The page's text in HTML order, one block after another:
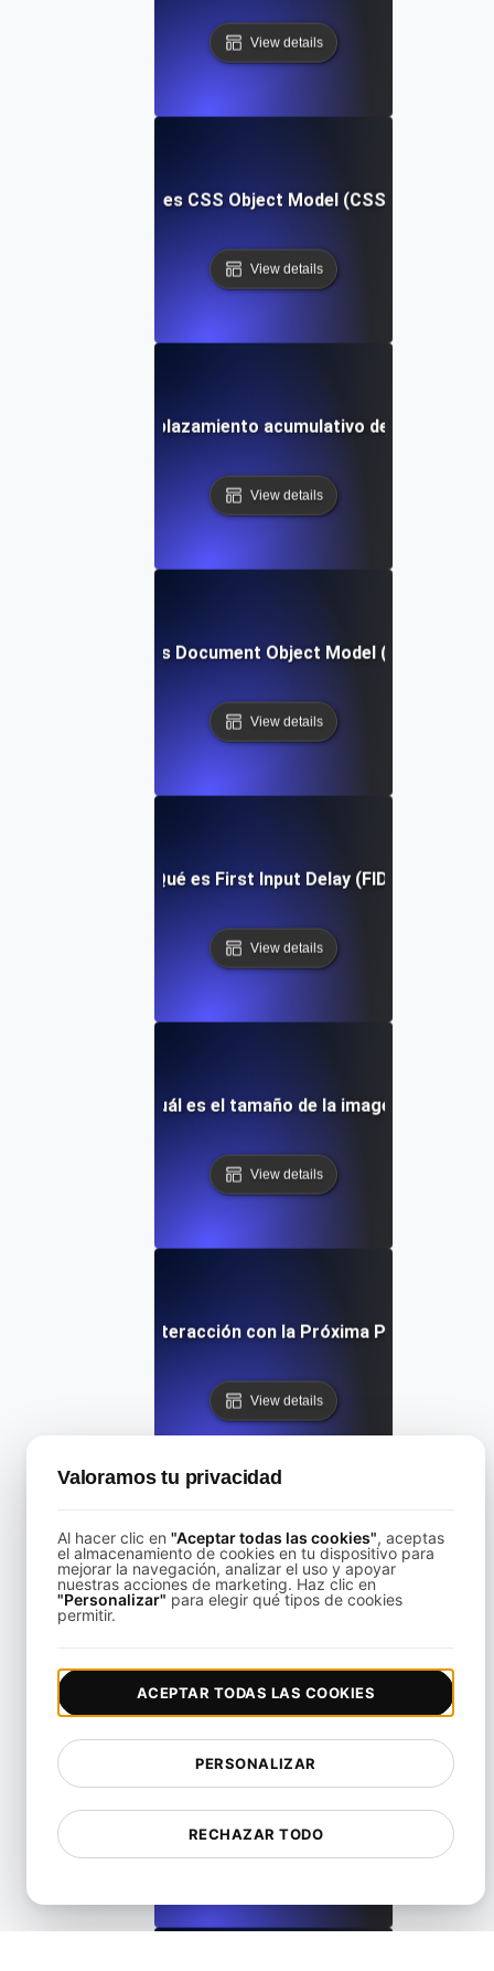
View details
¿Qué es CSS Object Model (CSSOM)?
View details
¿Qué es el desplazamiento acumulativo de diseño
View details
¿Qué es Document Object Model (DOM)?
View details
¿Qué es First Input Delay (FID)?
View details
¿Cuál es el tamaño de la imagen?
View details
¿Qué es la Interacción con la Próxima Pintura (INP)?
View details
¿Qué es Largest Contentful Paint (LCP)?
¿Qué es la carga diferida?
Valoramos tu privacidad
Al hacer clic en "Aceptar todas las cookies", aceptas
el almacenamiento de cookies en tu dispositivo para
mejorar la navegación, analizar el uso y apoyar
nuestras acciones de marketing. Haz clic en
"Personalizar" para elegir qué tipos de cookies
permitir.
RECHAZAR TODO
PERSONALIZAR
ACEPTAR TODAS LAS COOKIES